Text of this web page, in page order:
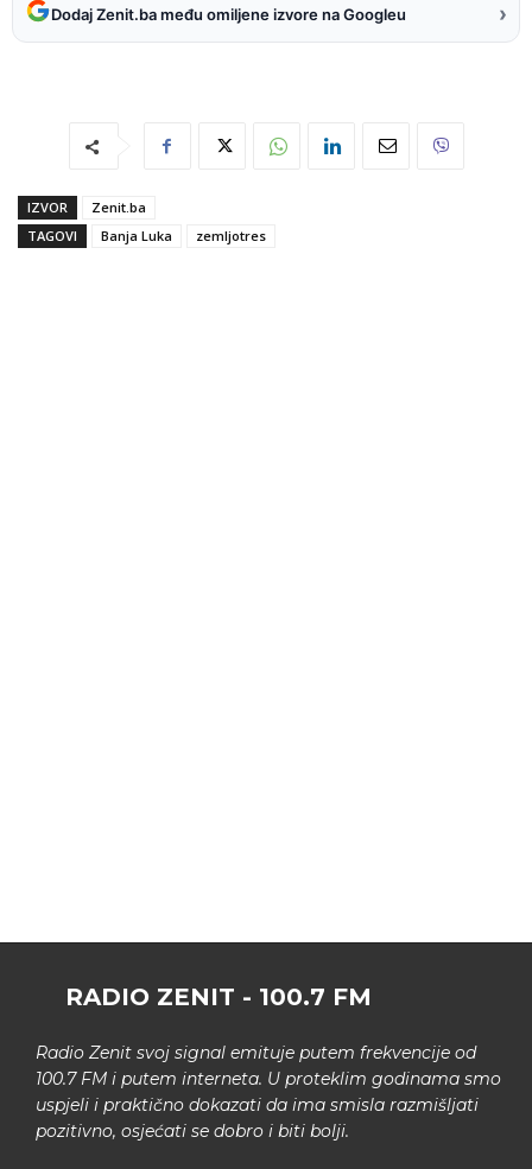
Dodaj Zenit.ba među omiljene izvore na Googleu ›
IZVOR
Zenit.ba
TAGOVI
Banja Luka zemljotres
RADIO ZENIT - 100.7 FM
Radio Zenit svoj signal emituje putem frekvencije od
100.7 FM i putem interneta. U proteklim godinama smo
uspjeli i praktično dokazati da ima smisla razmišljati
pozitivno, osjećati se dobro i biti bolji.